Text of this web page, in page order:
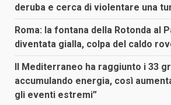
deruba e cerca di violentare una
Roma: la fontana della Rotonda al
diventata gialla, colpa del caldo
Il Mediterraneo ha raggiunto i 33
accumulando energia, così
gli eventi estremi”